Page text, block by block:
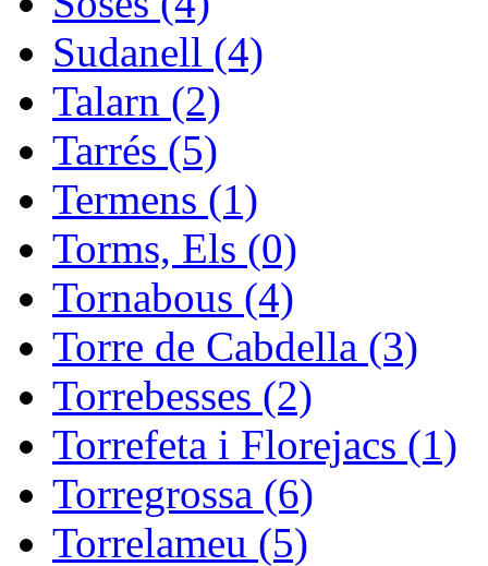
Sudanell (4)
Talarn (2)
Tarrés (5)
Termens (1)
Torms, Els (0)
Tornabous (4)
Torre de Cabdella (3)
Torrebesses (2)
Torrefeta i Florejacs (1)
Torregrossa (6)
Torrelameu (5)